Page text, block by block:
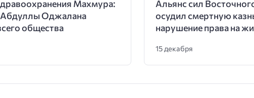
Махмура:
Абдуллы Оджалана
общества
Альянс сил
осудил смертную
нарушение права на
15 декабря